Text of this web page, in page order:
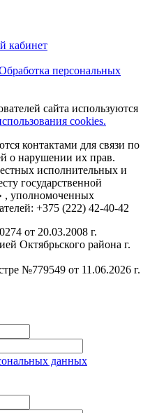
кабинет
персональных
сайта используются
cookies.
контактами для связи по
о нарушении их прав.
исполнительных и
государственной
уполномоченных
+375 (222) 42-40-42
от 20.03.2008 г.
Октябрьского района г.
№779549 от 11.06.2026 г.
данных